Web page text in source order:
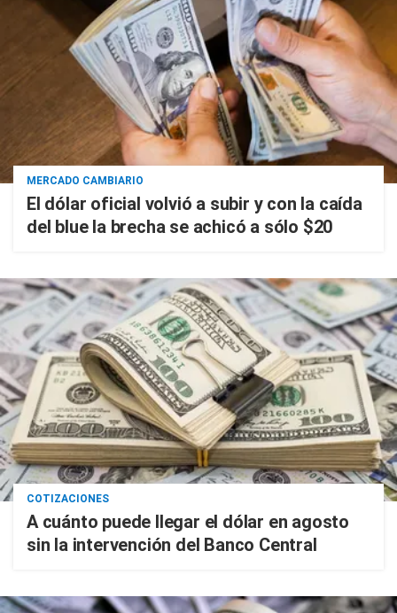
MERCADO CAMBIARIO
El dólar oficial volvió a subir y con la caída
del blue la brecha se achicó a sólo $20
COTIZACIONES
A cuánto puede llegar el dólar en agosto
sin la intervención del Banco Central